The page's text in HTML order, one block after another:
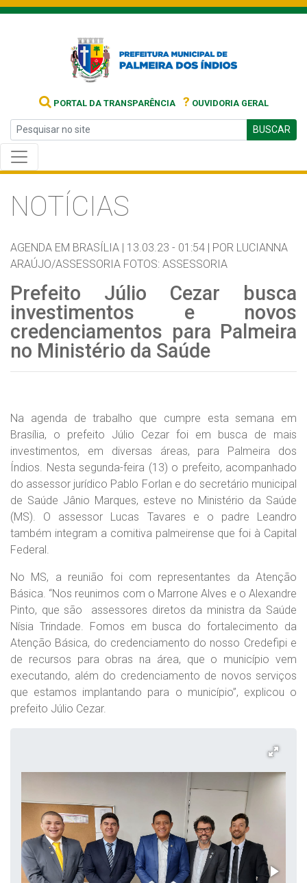
PORTAL DA TRANSPARÊNCIA ? OUVIDORIA GERAL
BUSCAR
NOTÍCIAS
AGENDA EM BRASÍLIA | 13.03.23 - 01:54 | POR LUCIANNA
ARAÚJO/ASSESSORIA FOTOS: ASSESSORIA
Prefeito Júlio Cezar busca
investimentos e novos
credenciamentos para Palmeira
no Ministério da Saúde
Na agenda de trabalho que cumpre esta semana em
Brasília, o prefeito Júlio Cezar foi em busca de mais
investimentos, em diversas áreas, para Palmeira dos
Índios. Nesta segunda-feira (13) o prefeito, acompanhado
do assessor jurídico Pablo Forlan e do secretário municipal
de Saúde Jânio Marques, esteve no Ministério da Saúde
(MS). O assessor Lucas Tavares e o padre Leandro
também integram a comitiva palmeirense que foi à Capital
Federal.
No MS, a reunião foi com representantes da Atenção
Básica. “Nos reunimos com o Marrone Alves e o Alexandre
Pinto, que são assessores diretos da ministra da Saúde
Nísia Trindade. Fomos em busca do fortalecimento da
Atenção Básica, do credenciamento do nosso Credefipi e
de recursos para obras na área, que o município vem
executando, além do credenciamento de novos serviços
que estamos implantando para o município”, explicou o
prefeito Júlio Cezar.